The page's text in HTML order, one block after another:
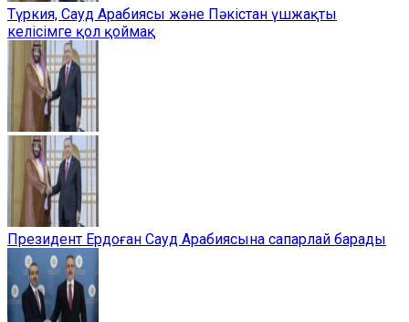
Түркия, Сауд Арабиясы және Пәкістан үшжақты
келісімге қол қоймақ
Президент Ердоған Сауд Арабиясына сапарлай барады